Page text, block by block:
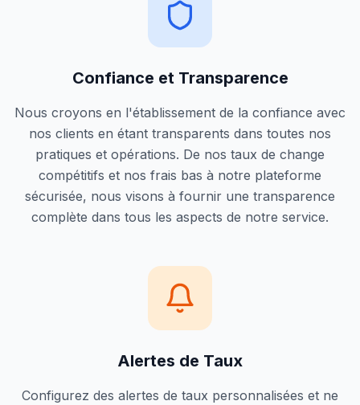
Confiance et Transparence
Nous croyons en l'établissement de la confiance avec
nos clients en étant transparents dans toutes nos
pratiques et opérations. De nos taux de change
compétitifs et nos frais bas à notre plateforme
sécurisée, nous visons à fournir une transparence
complète dans tous les aspects de notre service.
Alertes de Taux
Configurez des alertes de taux personnalisées et ne